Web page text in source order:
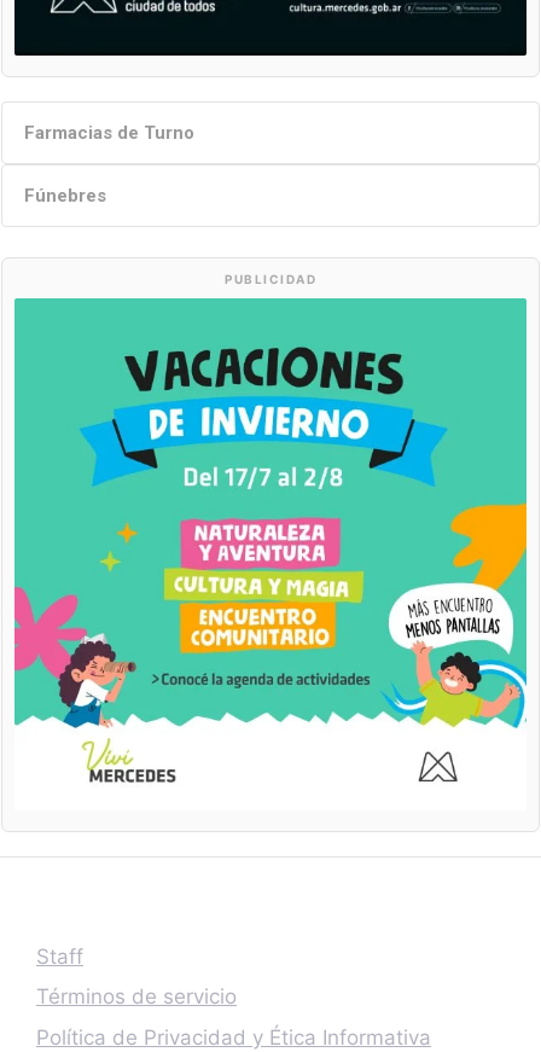
Farmacias de Turno
Fúnebres
PUBLICIDAD
Staff
Términos de servicio
Política de Privacidad y Ética Informativa